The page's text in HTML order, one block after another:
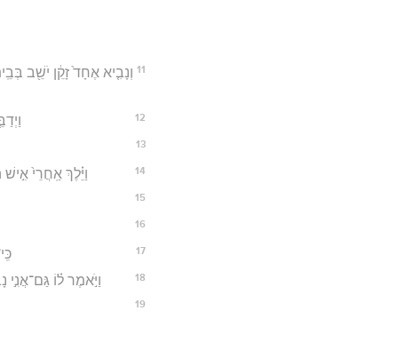
11 וְנָבִ֤יא אֶחָד֙ זָקֵ֔ן יֹשֵׁ֖ב
12
13
14 וַיֵּ֗לֶךְ אַֽחֲרֵי֙
15
16
17
18 וַיֹּ֣אמֶר ל֗וֹ
19